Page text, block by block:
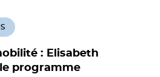
: Elisabeth
programme